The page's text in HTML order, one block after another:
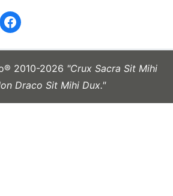
2010-2026 "Crux Sacra Sit Mihi
Draco Sit Mihi Dux."